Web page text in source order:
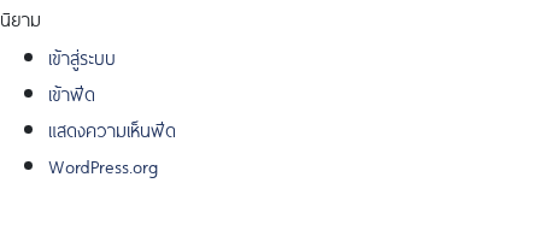
นิยาม
เข้าสู่ระบบ
เข้าฟีด
แสดงความเห็นฟีด
WordPress.org